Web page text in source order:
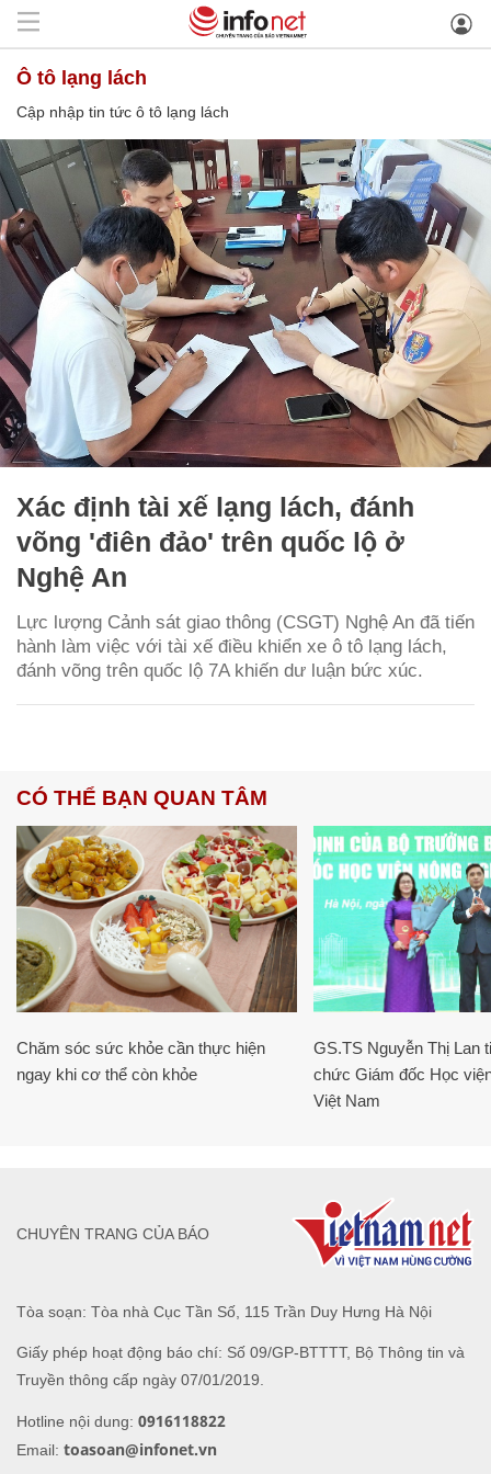
ô tô lạng lách
Cập nhập tin tức ô tô lạng lách
Xác định tài xế lạng lách, đánh
võng 'điên đảo' trên quốc lộ ở
Nghệ An
Lực lượng Cảnh sát giao thông (CSGT) Nghệ An đã tiến
hành làm việc với tài xế điều khiển xe ô tô lạng lách,
đánh võng trên quốc lộ 7A khiến dư luận bức xúc.
CÓ THỂ BẠN QUAN TÂM
Chăm sóc sức khỏe cần thực hiện
ngay khi cơ thể còn khỏe
GS.TS Nguyễn Thị Lan
chức Giám đốc Học
Việt Nam
Tòa soạn: Tòa nhà Cục Tần Số, 115 Trần Duy Hưng Hà Nội
Giấy phép hoạt động báo chí: Số 09/GP-BTTTT, Bộ Thông tin và
Truyền thông cấp ngày 07/01/2019.
Hotline nội dung: 0916118822
Email: toasoan@infonet.vn
CHUYÊN TRANG CỦA BÁO